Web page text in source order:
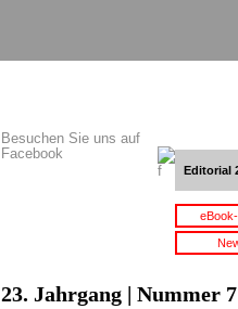
Besuchen Sie uns auf
Facebook
Editorial
23. Jahrgang | Nummer